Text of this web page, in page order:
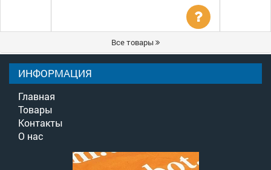
Уточнить
цену
Все товары
ИНФОРМАЦИЯ
Главная
Товары
Контакты
О нас